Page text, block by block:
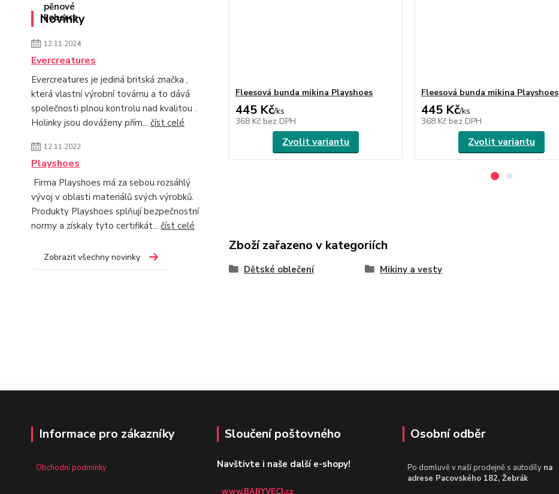
Novinky
12.11.2024
Evercreatures
Evercreatures je jediná britská značka ,
která vlastní výrobní továrnu a to dává
společnosti plnou kontrolu nad kvalitou .
Holinky jsou dováženy přím... číst celé
12.11.2022
Playshoes
Firma Playshoes má za sebou rozsáhlý
vývoj v oblasti materiálů svých výrobků.
Produkty Playshoes splňují bezpečnostní
normy a získaly tyto certifikát... číst celé
Zobrazit všechny novinky
Fleesová bunda mikina Playshoes
445 Kč/ks
368 Kč bez DPH
Zvolit variantu
Fleesová bunda mikina Playshoes
445 Kč/ks
368 Kč bez DPH
Zvolit variantu
Zboží zařazeno v kategoriích
Dětské oblečení Mikiny a vesty
Informace pro zákazníky
Obchodní podmínky
Sloučení poštovného
Navštivte i naše další e-shopy!
www.BABYVECI.cz
Osobní odběr
Po domluvě v naší prodejně s autodíly na
adrese Pacovského 182, Žebrák